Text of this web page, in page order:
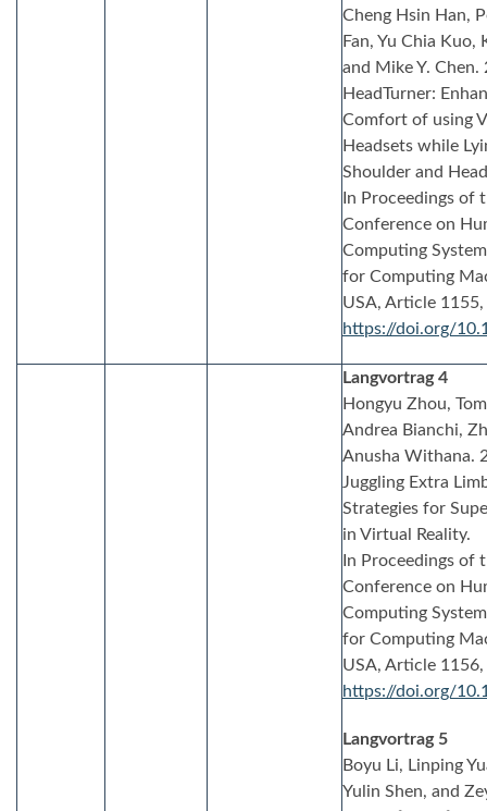
Cheng Hsin Han,
Fan, Yu Chia Kuo,
and Mike Y. Chen.
HeadTurner:
Comfort of using
Headsets while
Shoulder and
In Proceedings of
Conference on
Computing
for Computing
USA, Article
https://doi.org/
Langvortrag 4
Hongyu Zhou,
Andrea Bianchi,
Anusha Withana.
Juggling Extra
Strategies for
in Virtual Reality.
In Proceedings of
Conference on
Computing
for Computing
USA, Article
https://doi.org/
Langvortrag 5
Boyu Li, Linping
Yulin Shen, and